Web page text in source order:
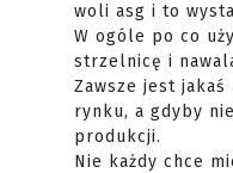
woli asg i to
W ogóle po co
strzelnicę i
Zawsze jest
rynku, a gdyby
produkcji.
Nie każdy chce